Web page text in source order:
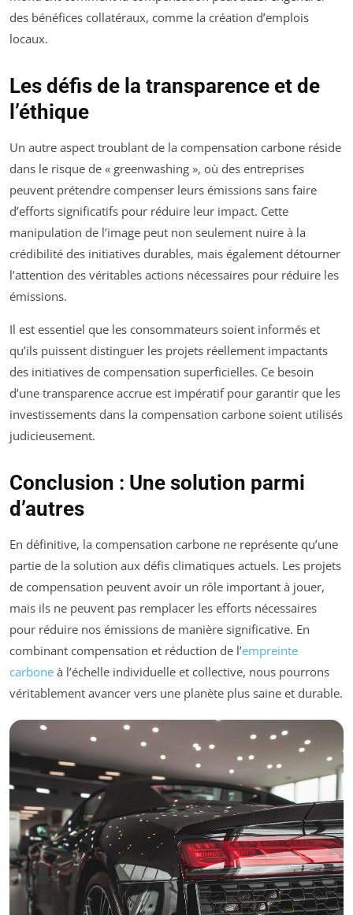
des bénéfices collatéraux, comme la création d’emplois
locaux.
Les défis de la transparence et de
l’éthique
Un autre aspect troublant de la compensation carbone réside
dans le risque de « greenwashing », où des entreprises
peuvent prétendre compenser leurs émissions sans faire
d’efforts significatifs pour réduire leur impact. Cette
manipulation de l’image peut non seulement nuire à la
crédibilité des initiatives durables, mais également détourner
l’attention des véritables actions nécessaires pour réduire les
émissions.
Il est essentiel que les consommateurs soient informés et
qu’ils puissent distinguer les projets réellement impactants
des initiatives de compensation superficielles. Ce besoin
d’une transparence accrue est impératif pour garantir que les
investissements dans la compensation carbone soient utilisés
judicieusement.
Conclusion : Une solution parmi
d’autres
En définitive, la compensation carbone ne représente qu’une
partie de la solution aux défis climatiques actuels. Les projets
de compensation peuvent avoir un rôle important à jouer,
mais ils ne peuvent pas remplacer les efforts nécessaires
pour réduire nos émissions de manière significative. En
combinant compensation et réduction de l’empreinte
carbone à l’échelle individuelle et collective, nous pourrons
véritablement avancer vers une planète plus saine et durable.